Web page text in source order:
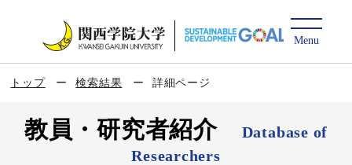
トップ 検索結果 詳細ページ
教員・研究者紹介
Database of
Researchers